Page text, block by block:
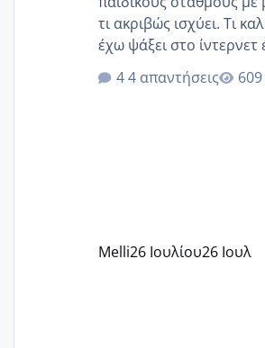
τι ακριβώς ισχύει. Τι
έχω ψάξει στο ίντερνετ
ότι το βαουτσερ
δίδακτρα και τα
Εγώ πήγα σε έναν
4 απαντήσεις
Melli26 Ιουλίου26 Ιουλ